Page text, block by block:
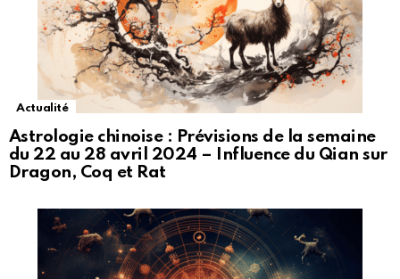
Actualité
Astrologie chinoise : Prévisions de la semaine
du 22 au 28 avril 2024 – Influence du Qian sur
Dragon, Coq et Rat